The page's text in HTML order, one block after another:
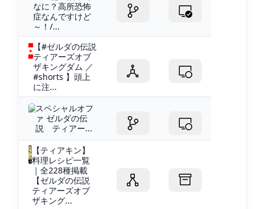
なに？高所恐怖
症なんですけど
～！/...
【#ゼルダの伝説
ティアーズオブ
ザキングダム ／
#shorts 】頭上
に注...
スペシャルオフ
ァ ゼルダの伝
説 ティアー...
【ティアキン】
料理レシピ一覧
｜全228種掲載
【ゼルダの伝説
ティアーズオブ
ザキング...